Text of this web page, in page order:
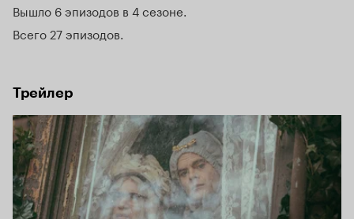
Вышло 6 эпизодов в 4 сезоне
Всего 27 эпизодов
Трейлер